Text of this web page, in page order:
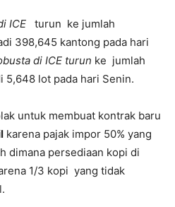
ICE
turun ke jumlah
398,645 kantong pada hari
di ICE turun ke jumlah
lot pada hari Senin.
untuk membuat kontrak baru
karena pajak impor 50% yang
dimana persediaan kopi di
1/3 kopi yang tidak